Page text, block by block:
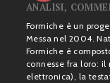
ANALISI,
Formiche è un
Messa nel 2004.
Formiche è
connesse fra loro: il
elettronica), la